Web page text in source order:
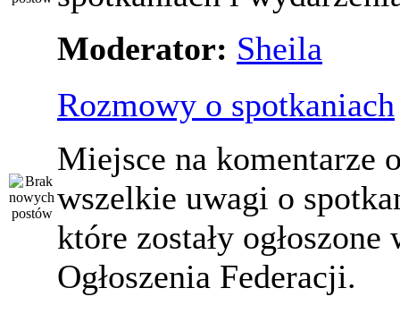
Moderator: Sheila
Rozmowy o spotkaniach
Miejsce na komentarze
wszelkie uwagi o
które zostały ogłoszone
Ogłoszenia Federacji.